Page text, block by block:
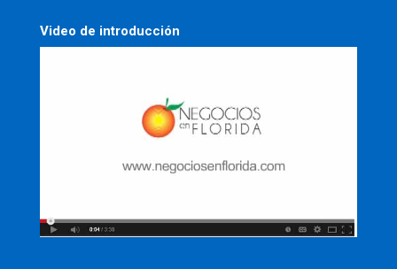
Video de introducción